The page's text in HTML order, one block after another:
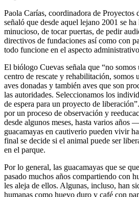
Paola Carías, coordinadora de
señaló que desde aquel lejano 2001 se
minucioso, de tocar puertas, de pedir
directivos de fundaciones así como con
todo funcione en el aspecto
El biólogo Cuevas señala que “no
centro de rescate y rehabilitación,
aves donadas y también aves que son
las autoridades. Seleccionamos los
de espera para un proyecto de
por un proceso de observación y
desde algunos meses, hasta varios años
guacamayas en cautiverio pueden vivir
final se decide si el animal puede ser
en el parque.
Por lo general, las guacamayas que se
pasado muchos años compartiendo con
les aleja de ellos. Algunas, incluso, han
humanas como huevo duro y café con